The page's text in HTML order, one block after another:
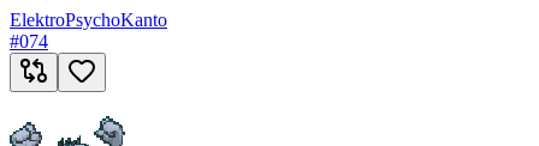
ElektroPsychoKanto
#074